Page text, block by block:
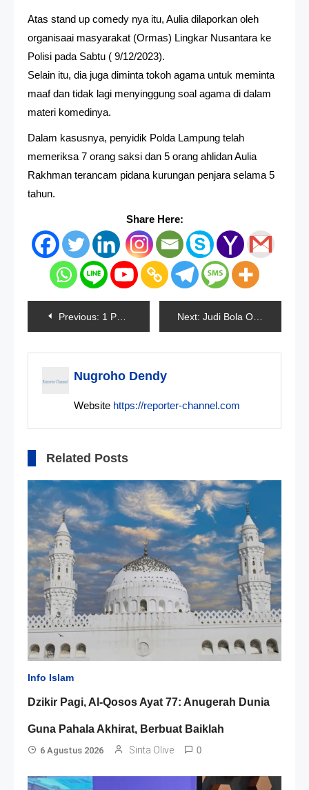
Atas stand up comedy nya itu, Aulia dilaporkan oleh
organisaai masyarakat (Ormas) Lingkar Nusantara ke
Polisi pada Sabtu ( 9/12/2023).
Selain itu, dia juga diminta tokoh agama untuk meminta
maaf dan tidak lagi menyinggung soal agama di dalam
materi komedinya.
Dalam kasusnya, penyidik Polda Lampung telah
memeriksa 7 orang saksi dan 5 orang ahlidan Aulia
Rakhman terancam pidana kurungan penjara selama 5
tahun.
Share Here:
Navigasi
pos
Previous: 1 Pelajar Jadi Korban Kekerasan 15 Kakak Kelasnya Next: Judi Bola Online Dari Filipina Berhasil Diungkap Polisi
Nugroho Dendy
Website https://reporter-channel.com
Related Posts
Info Islam
Dzikir Pagi, Al-Qosos Ayat 77: Anugerah Dunia
Guna Pahala Akhirat, Berbuat Baiklah
6 Agustus 2026 Sinta Olive 0